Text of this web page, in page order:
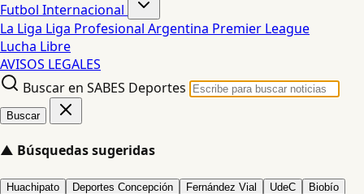
Futbol Internacional
La Liga Liga Profesional Argentina Premier League
Lucha Libre
AVISOS LEGALES
Buscar en SABES Deportes
Buscar
▲ Búsquedas sugeridas
Huachipato Deportes Concepción Fernández Vial UdeC Biobío